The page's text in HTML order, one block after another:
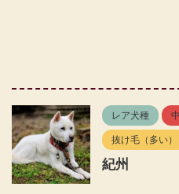
レア犬種
抜け毛（多い）
紀州